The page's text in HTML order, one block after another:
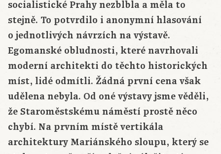
socialistické Prahy nezblbla a měla to
stejně. To potvrdilo i anonymní hlasování
o jednotlivých návrzích na výstavě.
Egomanské obludnosti, které navrhovali
moderní architekti do těchto historických
míst, lidé odmítli. Žádná první cena však
udělena nebyla. Od oné výstavy jsme věděli,
že Staroměstskému náměstí prostě něco
chybí. Na prvním místě vertikála
architektury Mariánského sloupu, který se